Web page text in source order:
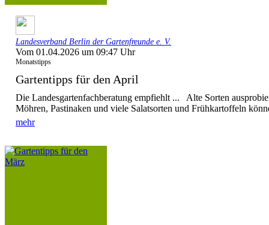
Landesverband Berlin der Gartenfreunde e. V.
Vom 01.04.2026 um 09:47 Uhr
Monatstipps
Gartentipps für den April
Die Landesgartenfachberatung empfiehlt ... Alte Sorten
Möhren, Pastinaken und viele Salatsorten und Frühkartoffeln
mehr